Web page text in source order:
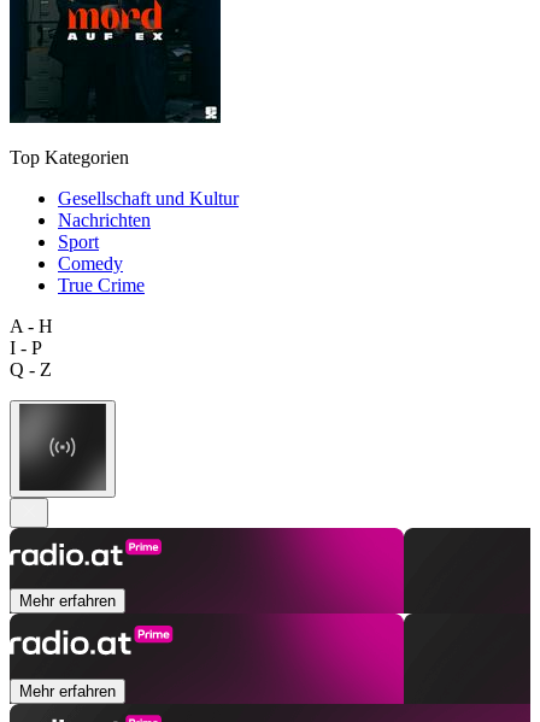
Top Kategorien
Gesellschaft und Kultur
Nachrichten
Sport
Comedy
True Crime
A - H
I - P
Q - Z
Mehr erfahren
Mehr erfahren